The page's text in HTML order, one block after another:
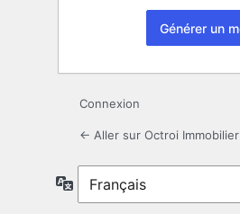
Connexion
← Aller sur Octroi Immobilier
Langue